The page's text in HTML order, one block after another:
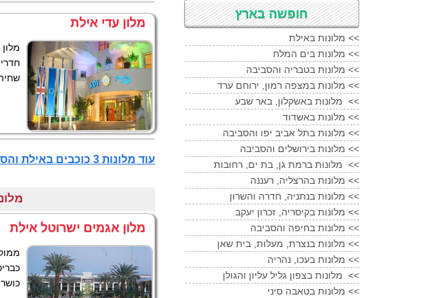
מלון עדי אילת
עוד מלונות 3 כוכבים באילת והסביבה ...
מלונות
מלון אגמים ישרוטל אילת
חופשה בארץ
מלונות באילת <<
מלונות בים המלח <<
מלונות בטבריה והסביבה <<
מלונות במצפה רמון, ירוחם ערד <<
מלונות באשקלון, באר שבע <<
מלונות באשדוד <<
מלונות בתל אביב יפו והסביבה <<
מלונות בירושלים והסביבה <<
מלונות ברמת גן, בת ים, רחובות <<
מלונות בהרצליה, רעננה <<
מלונות בנתניה, חדרה והשרון <<
מלונות בקיסריה, זכרון יעקב <<
מלונות בחיפה והסביבה <<
מלונות בנצרת, מעלות, בית שאן <<
מלונות בעכו, נהריה <<
מלונות בצפון גליל עליון והגולן <<
מלונות בטאבה סיני <<
מלון יו מגיק פאלאס
מלון יו ספלאש (סאנרייז) הכול כלולאילת
מלון יו קורל ביץ קלאבאילת
מלון ים סוףאילת
מלון ים סוףאילת
במבצע ישראכרט
מלון לאונרדו פלאזה
אילת
אילת
מלון לאונרדו קלאב
אילת
מלון לאונרדו רויאל ריזורט
אילת
מלון לגונה הכול כלולאילת
מלון לגונה הכול כלול
מלון נווה (לשעבר נובה)
מלון נפטוןאילת
מלון ספורט קלאב
במבצע ישראכרט
מלון עדי